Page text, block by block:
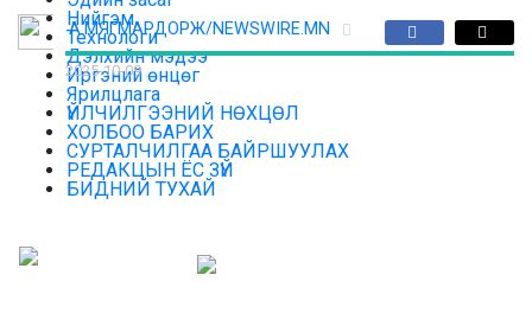
Нийгэм
Технологи
Дэлхийн мэдээ
Иргэний өнцөг
Ярилцлага
ҮЙЛЧИЛГЭЭНИЙ НӨХЦӨЛ
ХОЛБОО БАРИХ
СУРТАЛЧИЛГАА БАЙРШУУЛАХ
РЕДАКЦЫН ЁС ЗҮЙ
БИДНИЙ ТУХАЙ
А.МЯГМАРДОРЖ/NEWSWIRE.MN
2025-10-09